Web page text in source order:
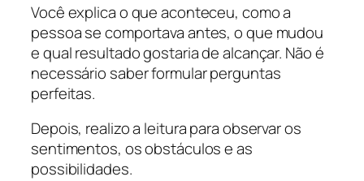
Você explica o que aconteceu, como a
pessoa se comportava antes, o que mudou
e qual resultado gostaria de alcançar. Não é
necessário saber formular perguntas
perfeitas.
Depois, realizo a leitura para observar os
sentimentos, os obstáculos e as
possibilidades.